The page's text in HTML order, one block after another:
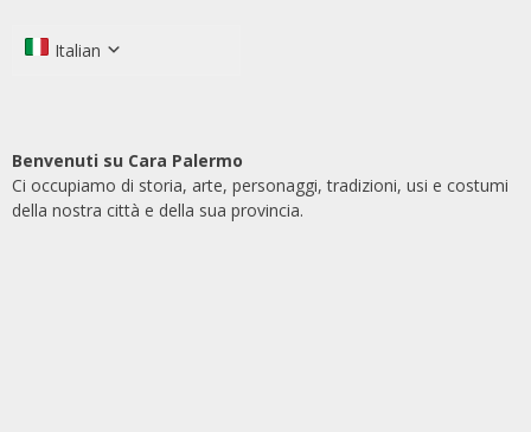
Italian
Benvenuti su Cara Palermo
Ci occupiamo di storia, arte, personaggi, tradizioni, usi e costumi
della nostra città e della sua provincia.